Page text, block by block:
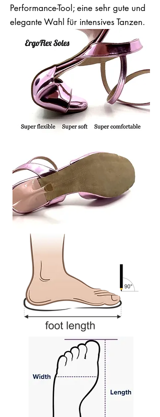
Performance-Tool; eine sehr gute und
elegante Wahl für intensives Tanzen.